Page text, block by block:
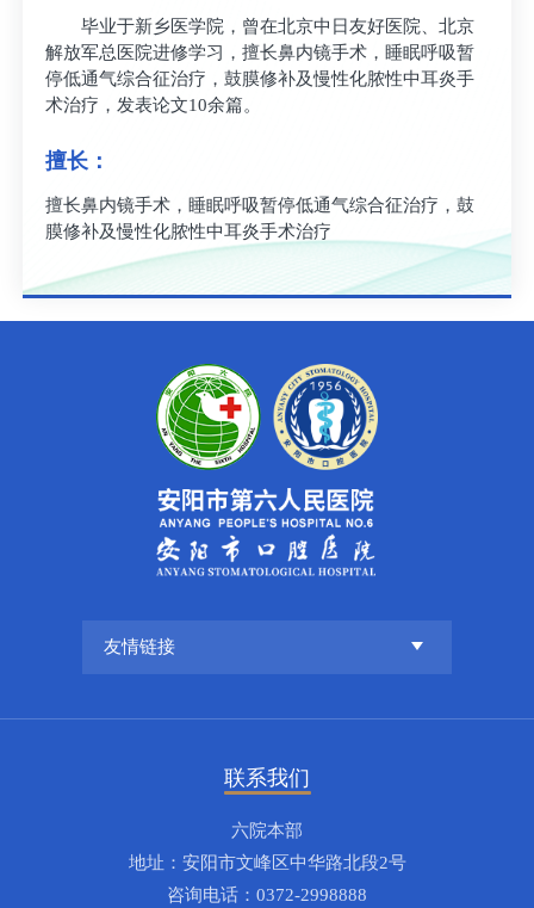
毕业于新乡医学院，曾在北京中日友好医院、北京
解放军总医院进修学习，擅长鼻内镜手术，睡眠呼吸暂
停低通气综合征治疗，鼓膜修补及慢性化脓性中耳炎手
术治疗，发表论文10余篇。
擅长：
擅长鼻内镜手术，睡眠呼吸暂停低通气综合征治疗，鼓
膜修补及慢性化脓性中耳炎手术治疗
联系我们
六院本部
地址：安阳市文峰区中华路北段2号
咨询电话：0372-2998888